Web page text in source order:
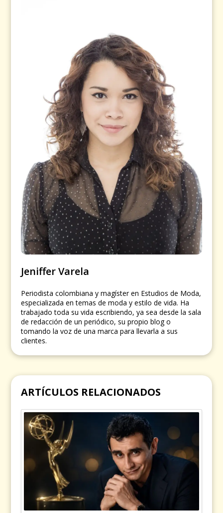
Jeniffer Varela
Periodista colombiana y magíster en Estudios de Moda,
especializada en temas de moda y estilo de vida. Ha
trabajado toda su vida escribiendo, ya sea desde la sala
de redacción de un periódico, su propio blog o
tomando la voz de una marca para llevarla a sus
clientes.
ARTÍCULOS RELACIONADOS